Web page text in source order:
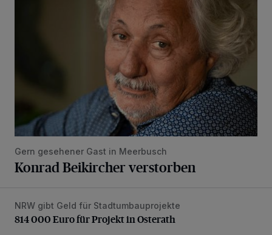
Gern gesehener Gast in Meerbusch
Konrad Beikircher verstorben
814 000 Euro für Projekt in Osterath
NRW gibt Geld für Stadtumbauprojekte
814 000 Euro für Projekt in Osterath